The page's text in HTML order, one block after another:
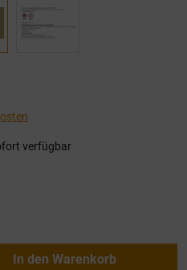
verfügbar
gewünschten
In den Warenkorb